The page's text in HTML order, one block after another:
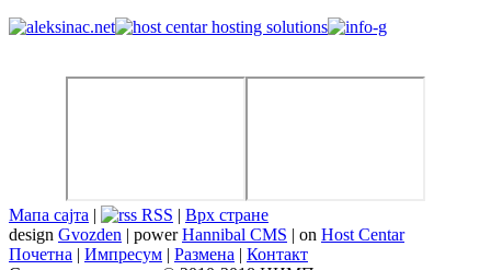
Мапа сајта | RSS | Врх стране
design Gvozden | powerHannibal CMS | on Host Centar
Почетна | Импресум | Размена | Контакт